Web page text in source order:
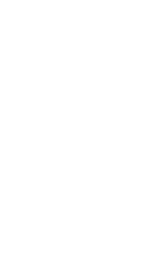
részében az évek során nem
ingatlanunk és a benne tárolt
változnak. Hogy ez miért lehet
a Trendmánia legújabb adásában.